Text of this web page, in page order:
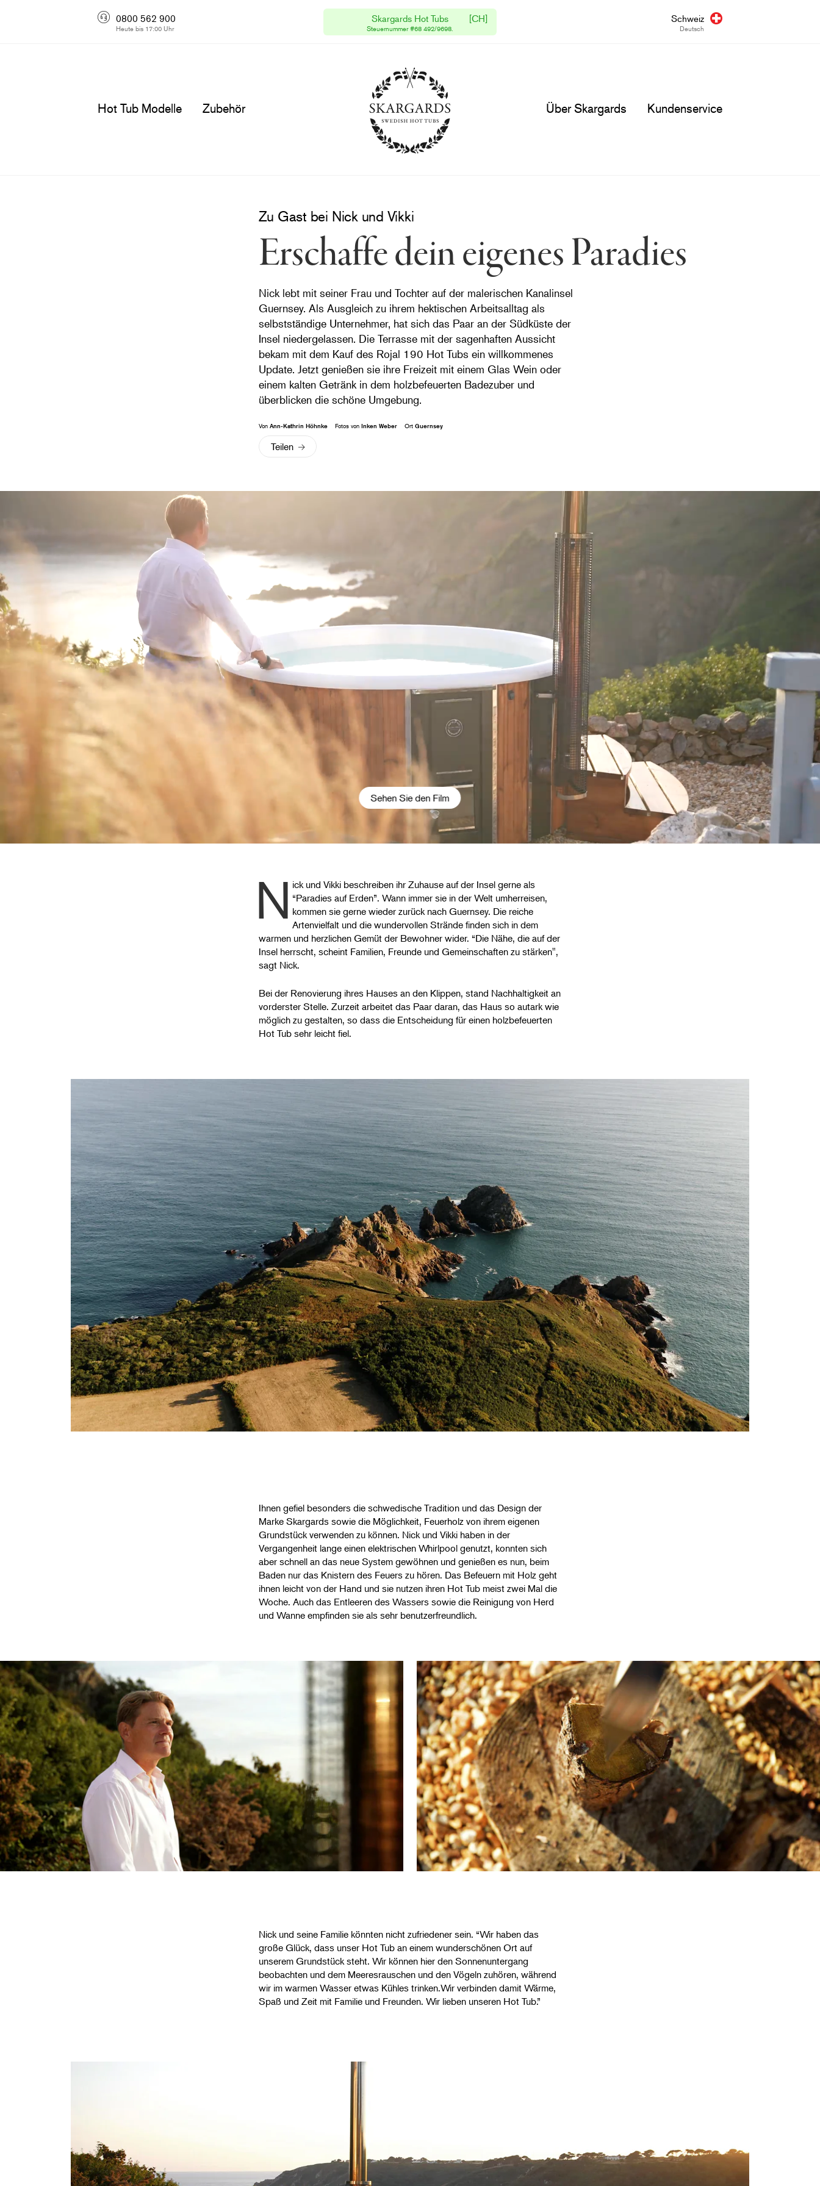
Hot Tub Modelle Zubehör Über Skargards Kundenservice
0800 562 900
Heute bis 17:00 Uhr
Kostenlose Lieferung
Versand innerhalb 1 Woche
Skargards Hot Tubs [CH]
Steuernummer #68 492/9698.
Schweiz
Deutsch
Zu Gast bei Nick und Vikki
Erschaffe dein eigenes Paradies
Nick lebt mit seiner Frau und Tochter auf der malerischen Kanalinsel
Guernsey. Als Ausgleich zu ihrem hektischen Arbeitsalltag als
selbstständige Unternehmer, hat sich das Paar an der Südküste der
Insel niedergelassen. Die Terrasse mit der sagenhaften Aussicht
bekam mit dem Kauf des Rojal 190 Hot Tubs ein willkommenes
Update. Jetzt genießen sie ihre Freizeit mit einem Glas Wein oder
einem kalten Getränk in dem holzbefeuerten Badezuber und
überblicken die schöne Umgebung.
Von Ann-Kathrin Höhnke Fotos von Inken Weber Ort Guernsey
Teilen
Sehen Sie den Film
N ick und Vikki beschreiben ihr Zuhause auf der Insel gerne als
“Paradies auf Erden”. Wann immer sie in der Welt umherreisen,
kommen sie gerne wieder zurück nach Guernsey. Die reiche
Artenvielfalt und die wundervollen Strände finden sich in dem
warmen und herzlichen Gemüt der Bewohner wider. “Die Nähe, die auf der
Insel herrscht, scheint Familien, Freunde und Gemeinschaften zu stärken",
sagt Nick.
Bei der Renovierung ihres Hauses an den Klippen, stand Nachhaltigkeit an
vorderster Stelle. Zurzeit arbeitet das Paar daran, das Haus so autark wie
möglich zu gestalten, so dass die Entscheidung für einen holzbefeuerten
Hot Tub sehr leicht fiel.
Ihnen gefiel besonders die schwedische Tradition und das Design der
Marke Skargards sowie die Möglichkeit, Feuerholz von ihrem eigenen
Grundstück verwenden zu können. Nick und Vikki haben in der
Vergangenheit lange einen elektrischen Whirlpool genutzt, konnten sich
aber schnell an das neue System gewöhnen und genießen es nun, beim
Baden nur das Knistern des Feuers zu hören. Das Befeuern mit Holz geht
ihnen leicht von der Hand und sie nutzen ihren Hot Tub meist zwei Mal die
Woche. Auch das Entleeren des Wassers sowie die Reinigung von Herd
und Wanne empfinden sie als sehr benutzerfreundlich.
Nick und seine Familie könnten nicht zufriedener sein. “Wir haben das
große Glück, dass unser Hot Tub an einem wunderschönen Ort auf
unserem Grundstück steht. Wir können hier den Sonnenuntergang
beobachten und dem Meeresrauschen und den Vögeln zuhören, während
wir im warmen Wasser etwas Kühles trinken.Wir verbinden damit Wärme,
Spaß und Zeit mit Familie und Freunden. Wir lieben unseren Hot Tub.”